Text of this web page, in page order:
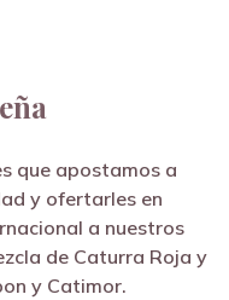
que apostamos a
y ofertarles en
a nuestros
de Caturra Roja y
y Catimor.